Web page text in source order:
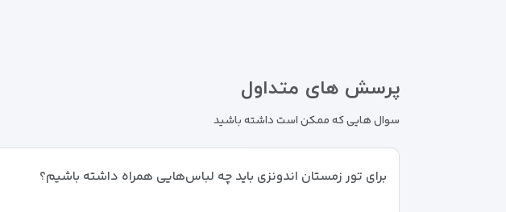
پرسش های متداول
سوال هایی که ممکن است داشته باشید
برای تور زمستان اندونزی باید چه لباس‌هایی همراه داشته باشیم؟